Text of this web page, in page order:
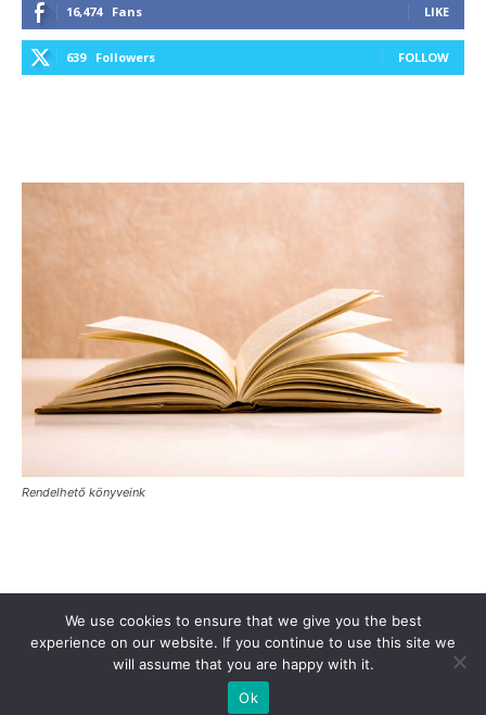
16,474 Fans LIKE
639 Followers FOLLOW
Rendelhető könyveink
Támogasd a Türkinfót! Kiadványaink
Médiaajánlat
Impresszum
Adatkezelési Tájékoztató ÁSZF
Alapítvány
Rólunk
Kapcsolat
© Turkinfo.hu 2020
We use cookies to ensure that we give you the best
experience on our website. If you continue to use this site we
will assume that you are happy with it.
Ok